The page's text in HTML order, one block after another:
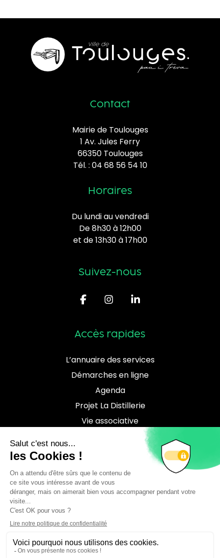
Contact
Mairie de Toulouges
1 Av. Jules Ferry
66350 Toulouges
Tél. : 04 68 56 54 10
Horaires
Du lundi au vendredi
De 8h30 à 12h00
et de 13h30 à 17h00
Suivez-nous
Accès rapides
L’annuaire des services
Démarches en ligne
Agenda
Projet La Distillerie
Vie associative
Téléchargements
Location de salles
Mentions légales Déclaration d’accessibilité